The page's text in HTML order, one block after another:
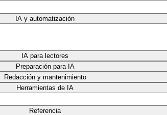
IA y automatización
IA para lectores
Preparación para IA
Redacción y mantenimiento
Herramientas de IA
Referencia